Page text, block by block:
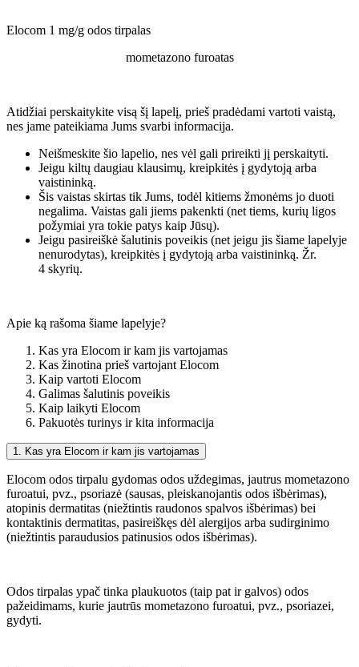
Elocom 1 mg/g odos tirpalas
mometazono furoatas
Atidžiai perskaitykite visą šį lapelį, prieš pradėdami vartoti vaistą,
nes jame pateikiama Jums svarbi informacija.
Neišmeskite šio lapelio, nes vėl gali prireikti jį perskaityti.
Jeigu kiltų daugiau klausimų, kreipkitės į gydytoją arba
vaistininką.
Šis vaistas skirtas tik Jums, todėl kitiems žmonėms jo duoti
negalima. Vaistas gali jiems pakenkti (net tiems, kurių ligos
požymiai yra tokie patys kaip Jūsų).
Jeigu pasireiškė šalutinis poveikis (net jeigu jis šiame lapelyje
nenurodytas), kreipkitės į gydytoją arba vaistininką. Žr.
4 skyrių.
Apie ką rašoma šiame lapelyje?
Kas yra Elocom ir kam jis vartojamas
Kas žinotina prieš vartojant Elocom
Kaip vartoti Elocom
Galimas šalutinis poveikis
Kaip laikyti Elocom
Pakuotės turinys ir kita informacija
1. Kas yra Elocom ir kam jis vartojamas
Elocom odos tirpalu gydomas odos uždegimas, jautrus mometazono
furoatui, pvz., psoriazė (sausas, pleiskanojantis odos išbėrimas),
atopinis dermatitas (niežtintis raudonos spalvos išbėrimas) bei
kontaktinis dermatitas, pasireiškęs dėl alergijos arba sudirginimo
(niežtintis paraudusios patinusios odos išbėrimas).
Odos tirpalas ypač tinka plaukuotos (taip pat ir galvos) odos
pažeidimams, kurie jautrūs mometazono furoatui, pvz., psoriazei,
gydyti.